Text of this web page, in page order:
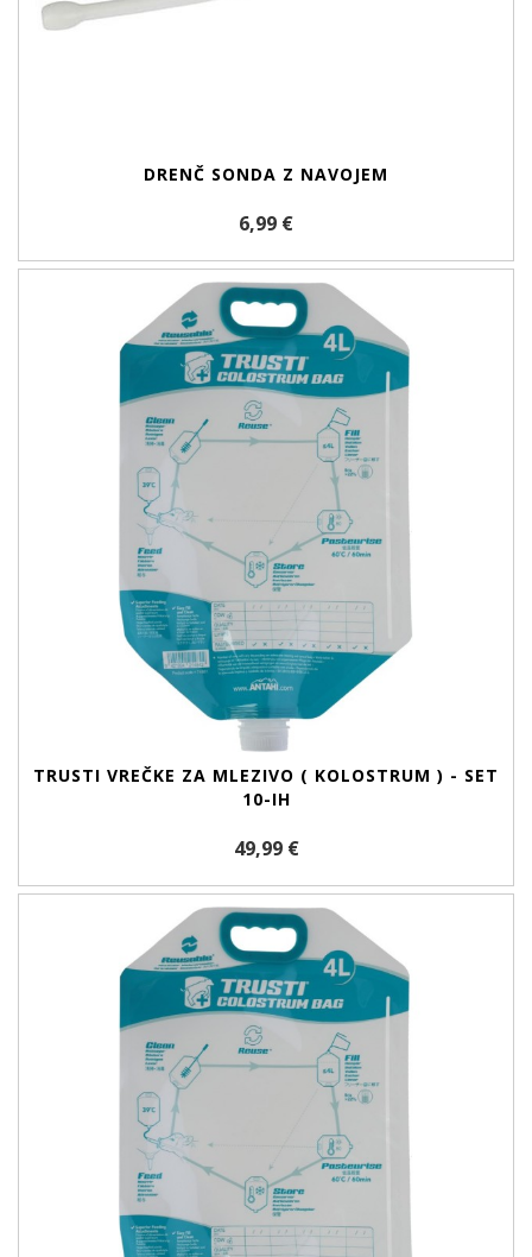
DRENČ SONDA Z NAVOJEM
6,99 €
TRUSTI VREČKE ZA MLEZIVO ( KOLOSTRUM ) - SET
10-IH
49,99 €